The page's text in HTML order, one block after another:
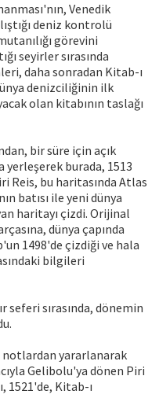
Venedik
deniz kontrolü
görevini
seyirler sırasında
daha sonradan Kitab-ı
denizciliğinin ilk
olan kitabının taslağı
bir süre için açık
yerleşerek burada, 1513
Reis, bu haritasında Atlas
batısı ile yeni dünya
haritayı çizdi. Orijinal
dünya çapında
1498'de çizdiği ve hala
bilgileri
seferi sırasında, dönemin
notlardan yararlanarak
Gelibolu'ya dönen Piri
1521'de, Kitab-ı